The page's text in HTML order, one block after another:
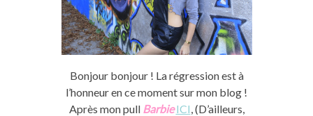
Bonjour bonjour ! La régression est à
l’honneur en ce moment sur mon blog !
Après mon pull Barbie ICI, (D’ailleurs,